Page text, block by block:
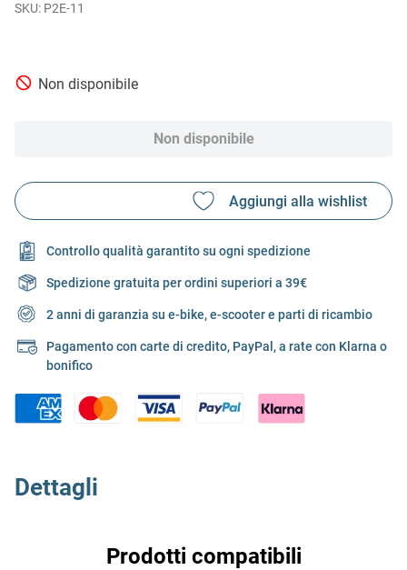
P2E-11
Non disponibile
Non disponibile
Controllo qualità garantito su ogni spedizione
Spedizione gratuita per ordini superiori a 39€
2 anni di garanzia su e-bike, e-scooter e parti di ricambio
Pagamento con carte di credito, PayPal, a rate con Klarna o
bonifico
Dettagli
Prodotti compatibili